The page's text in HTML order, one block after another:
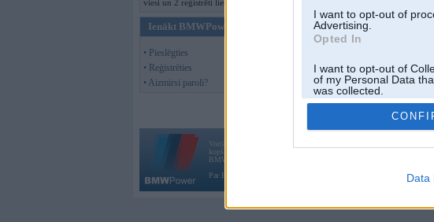
I want to opt-out of
Advertising.
Opted In
I want to opt-out of
of my Personal Data
was collected.
Opted Out
Data
viesi un 2 reģistrēti lietotāji.
Ienākt BMWPower
• Pieslēgties
• Reģistrēties
• Aizmirsi paroli?
Vortāls BMWPower.lv darbojas
kopš 2002. gada 14. maija. Tas nav auto klubs un nav saistīts ar
BMW AG.
Par BMWPower